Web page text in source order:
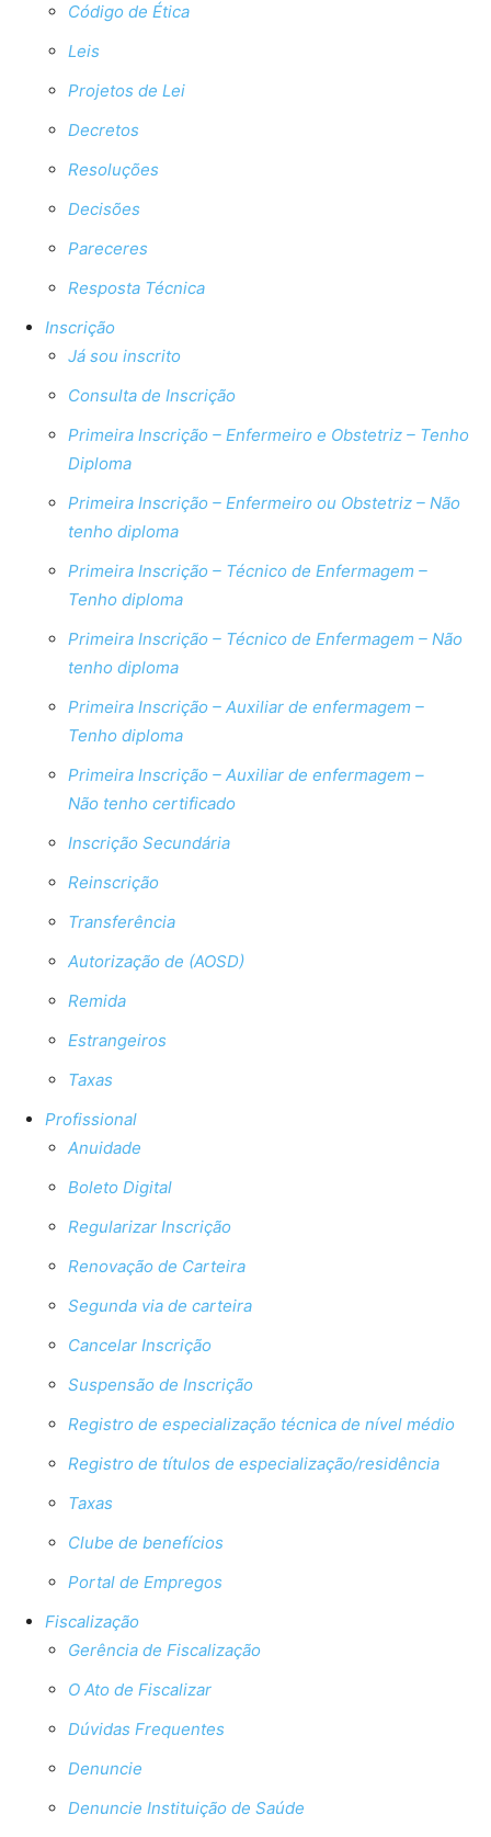
Código de Ética
Leis
Projetos de Lei
Decretos
Resoluções
Decisões
Pareceres
Resposta Técnica
Inscrição
Já sou inscrito
Consulta de Inscrição
Primeira Inscrição – Enfermeiro e Obstetriz – Tenho
Diploma
Primeira Inscrição – Enfermeiro ou Obstetriz – Não
tenho diploma
Primeira Inscrição – Técnico de Enfermagem –
Tenho diploma
Primeira Inscrição – Técnico de Enfermagem – Não
tenho diploma
Primeira Inscrição – Auxiliar de enfermagem –
Tenho diploma
Primeira Inscrição – Auxiliar de enfermagem –
Não tenho certificado
Inscrição Secundária
Reinscrição
Transferência
Autorização de (AOSD)
Remida
Estrangeiros
Taxas
Profissional
Anuidade
Boleto Digital
Regularizar Inscrição
Renovação de Carteira
Segunda via de carteira
Cancelar Inscrição
Suspensão de Inscrição
Registro de especialização técnica de nível médio
Registro de títulos de especialização/residência
Taxas
Clube de benefícios
Portal de Empregos
Fiscalização
Gerência de Fiscalização
O Ato de Fiscalizar
Dúvidas Frequentes
Denuncie
Denuncie Instituição de Saúde